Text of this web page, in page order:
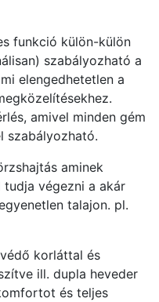
funkció külön-külön
szabályozható a
elengedhetetlen a
amivel minden gém
szabályozható.
aminek
végezni a akár
talajon. pl.
korláttal és
ill. dupla heveder
és teljes